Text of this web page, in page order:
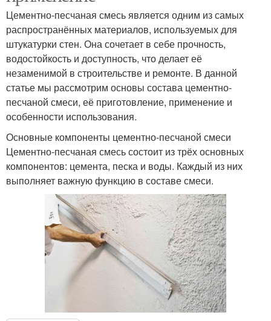
Цементно-песчаная смесь является одним из самых
распространённых материалов, используемых для
штукатурки стен. Она сочетает в себе прочность,
водостойкость и доступность, что делает её
незаменимой в строительстве и ремонте. В данной
статье мы рассмотрим основы состава цементно-
песчаной смеси, её приготовление, применение и
особенности использования.
Основные компоненты цементно-песчаной смеси
Цементно-песчаная смесь состоит из трёх основных
компонентов: цемента, песка и воды. Каждый из них
выполняет важную функцию в составе смеси.